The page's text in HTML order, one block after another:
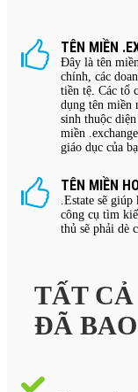
TÊN MIỀN
Đây là tên
chính, các
tiền tệ. Các tổ
dụng tên miền
sinh thuộc
miền
giáo dục của
TÊN MIỀN
.Estate sẽ
công cụ tìm
thủ sẽ phải dè
TẤT
ĐÃ